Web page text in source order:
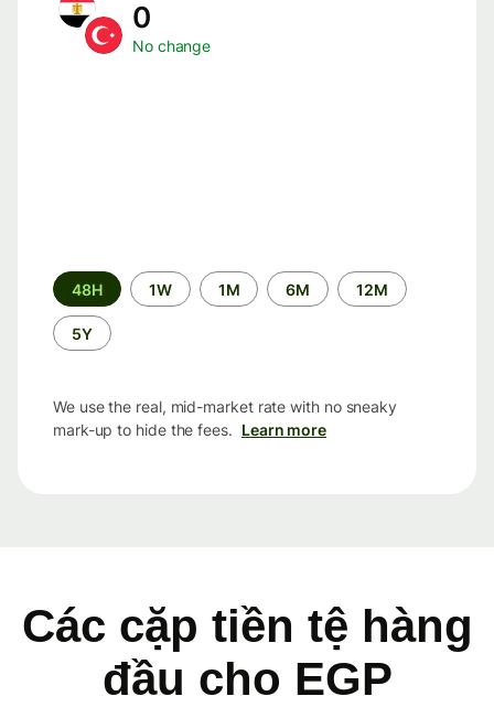
0
No change
Time
period
48H 1W 1M 6M 12M
5Y
We use the real, mid-market rate with no sneaky
mark-up to hide the fees. Learn more
Các cặp tiền tệ hàng
đầu cho EGP